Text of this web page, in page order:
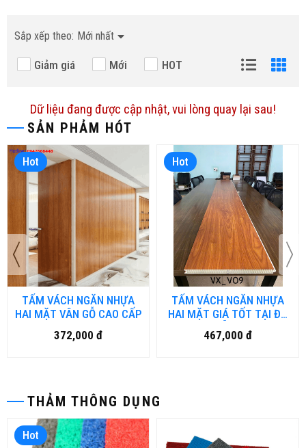
SẢN PHẢM HÓT
Hot
TẤM VÁCH NGĂN NHỰA
HAI MẶT VÂN GỖ CAO CẤP
372,000 đ
Hot
TẤM VÁCH NGĂN NHỰA
HAI MẶT GIÁ TỐT TẠI ĐÀ
NẴNG
467,000 đ
THẢM THÔNG DỤNG
Hot
Sắp xếp theo: Mới nhất
Giảm giá Mới HOT
Dữ liệu đang được cập nhật, vui lòng quay lại sau!